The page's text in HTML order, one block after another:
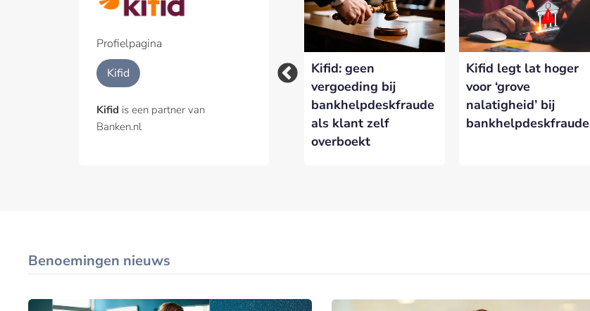
Profielpagina
Kifid
Kifid is een partner van
Banken.nl
Geschillencommissie
Commissie van
Kifid: geen
vergoeding bij
bankhelpdeskfraude
als klant zelf
overboekt
Kifid legt lat hoger
voor ‘grove
nalatigheid’ bij
bankhelpdeskfraude
Benoemingen nieuws